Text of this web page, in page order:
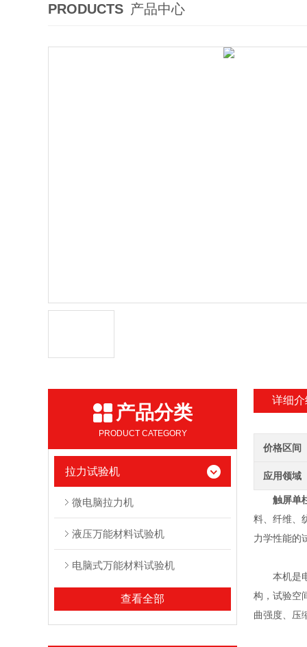
PRODUCTS 产品中心
产品分类
PRODUCT CATEGORY
拉力试验机
微电脑拉力机
液压万能材料试验机
电脑式万能材料试验机
查看全部
详细介
价格区间
应用领域
触屏单
料、纤维、
力学性能的
本机是电
构，试验空
曲强度、压